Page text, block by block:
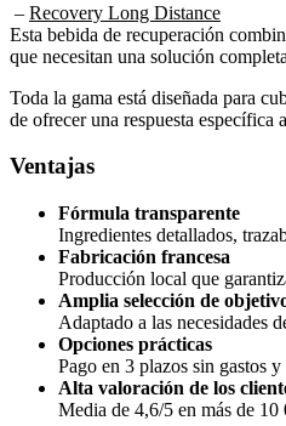
– Recovery Long Distance
Esta bebida de recuperación
que necesitan una solución
Toda la gama está diseñada para
de ofrecer una respuesta específica
Ventajas
Fórmula transparente
Ingredientes detallados,
Fabricación francesa
Producción local que
Amplia selección de
Adaptado a las necesidades
Opciones prácticas
Pago en 3 plazos sin gastos
Alta valoración de los
Media de 4,6/5 en más de 10